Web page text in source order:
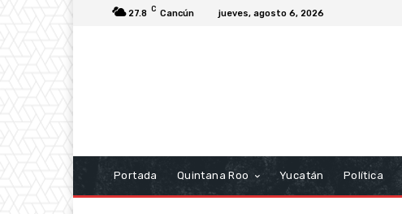
27.8 C Cancún jueves, agosto 6, 2026
Portada Quintana Roo Yucatán Política